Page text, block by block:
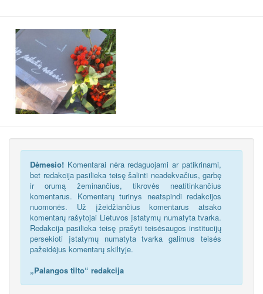
Dėmesio! Komentarai nėra redaguojami ar patikrinami,
bet redakcija pasilieka teisę šalinti neadekvačius, garbę
ir orumą žeminančius, tikrovės neatitinkančius
komentarus. Komentarų turinys neatspindi redakcijos
nuomonės. Už įžeidžiančius komentarus atsako
komentarų rašytojai Lietuvos įstatymų numatyta tvarka.
Redakcija pasilieka teisę prašyti teisėsaugos institucijų
persekioti įstatymų numatyta tvarka galimus teisės
pažeidėjus komentarų skiltyje.
„Palangos tilto“ redakcija